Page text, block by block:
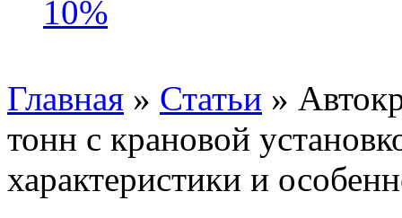
10%
Главная » Статьи »
тонн с крановой
характеристики и